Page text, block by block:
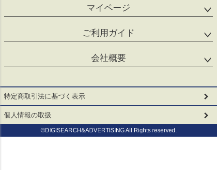
マイページ
ご利用ガイド
会社概要
特定商取引法に基づく表示
個人情報の取扱
©DIGISEARCH&ADVERTISING All Rights reserved.